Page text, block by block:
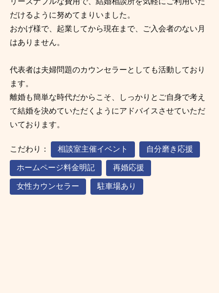
だけるように努めてまりいました。
おかげ様で、起業してから現在まで、ご入会者のない月
はありません。
代表者は夫婦問題のカウンセラーとしても活動しており
ます。
離婚も簡単な時代だからこそ、しっかりとご自身で考え
て結婚を決めていただくようにアドバイスさせていただ
いております。
こだわり： 相談室主催イベント 自分磨き応援
ホームページ料金明記 再婚応援
女性カウンセラー 駐車場あり